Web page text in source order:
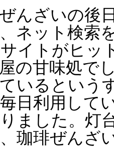
んざいの後
ネット検索
イトがヒッ
の甘味処で
いるという
日利用して
ました。灯
珈琲ぜんざ